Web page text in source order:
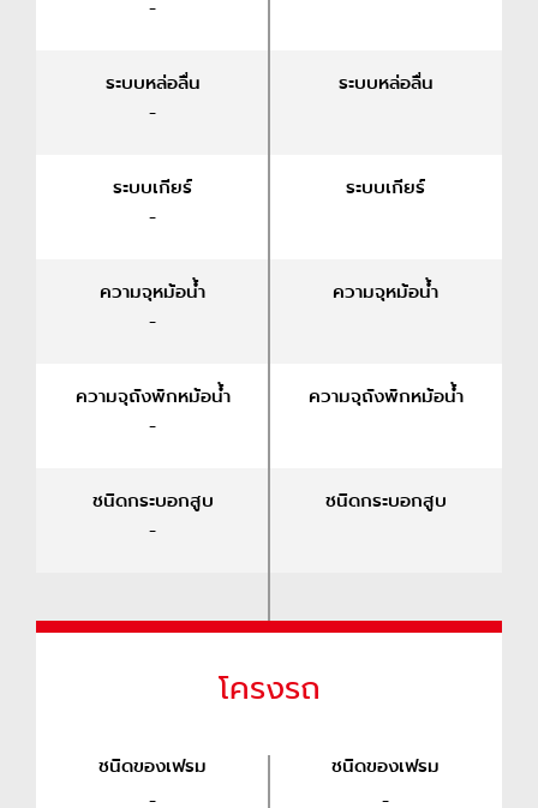
-
ระบบหล่อลื่น
-
ระบบหล่อลื่น
ระบบเกียร์
-
ระบบเกียร์
ความจุหม้อน้ำ
-
ความจุหม้อน้ำ
ความจุถังพักหม้อน้ำ
-
ความจุถังพักหม้อน้ำ
ชนิดกระบอกสูบ
-
ชนิดกระบอกสูบ
โครงรถ
ชนิดของเฟรม
-
ชนิดของเฟรม
-